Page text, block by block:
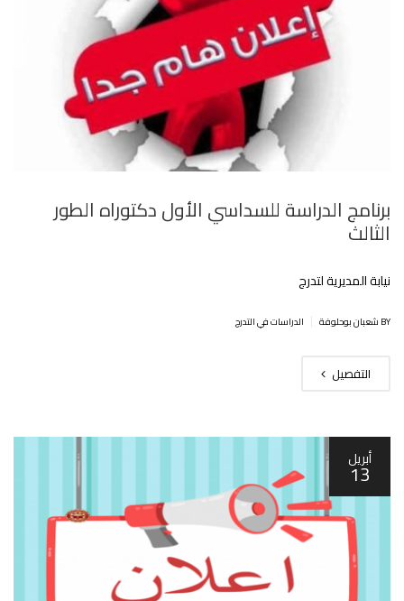
برنامج الدراسة للسداسي الأول دكتوراه الطور
الثالث
نيابة المديرية لتدرج
BY شعبان بوحلوفة الدراسات في التدرج
التفصيل
أبريل
13